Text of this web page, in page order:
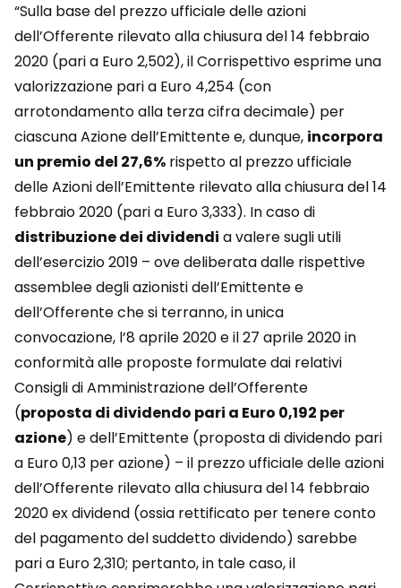
“Sulla base del prezzo ufficiale delle azioni
dell’Offerente rilevato alla chiusura del 14 febbraio
2020 (pari a Euro 2,502), il Corrispettivo esprime una
valorizzazione pari a Euro 4,254 (con
arrotondamento alla terza cifra decimale) per
ciascuna Azione dell’Emittente e, dunque, incorpora
un premio del 27,6% rispetto al prezzo ufficiale
delle Azioni dell’Emittente rilevato alla chiusura del 14
febbraio 2020 (pari a Euro 3,333). In caso di
distribuzione dei dividendi a valere sugli utili
dell’esercizio 2019 – ove deliberata dalle rispettive
assemblee degli azionisti dell’Emittente e
dell’Offerente che si terranno, in unica
convocazione, l’8 aprile 2020 e il 27 aprile 2020 in
conformità alle proposte formulate dai relativi
Consigli di Amministrazione dell’Offerente
(proposta di dividendo pari a Euro 0,192 per
azione) e dell’Emittente (proposta di dividendo pari
a Euro 0,13 per azione) – il prezzo ufficiale delle azioni
dell’Offerente rilevato alla chiusura del 14 febbraio
2020 ex dividend (ossia rettificato per tenere conto
del pagamento del suddetto dividendo) sarebbe
pari a Euro 2,310; pertanto, in tale caso, il